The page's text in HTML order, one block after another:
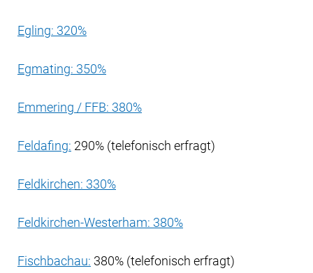
Egling: 320%
Egmating: 350%
Emmering / FFB: 380%
Feldafing: 290% (telefonisch erfragt)
Feldkirchen: 330%
Feldkirchen-Westerham: 380%
Fischbachau: 380% (telefonisch erfragt)